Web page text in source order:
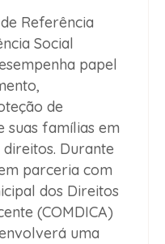
Referência
Social
papel
de
suas famílias em
Durante
parceria com
dos Direitos
(COMDICA)
uma